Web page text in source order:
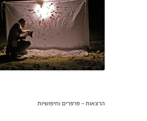
הרצאות – פרפרים וחיפושיות